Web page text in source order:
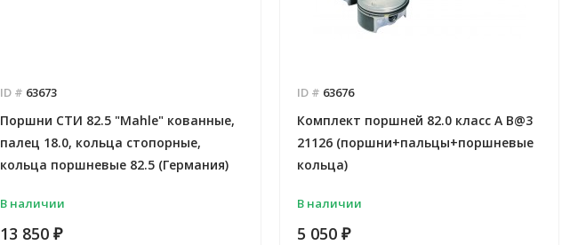
ID # 63673
Поршни СТИ 82.5 "Mahle" кованные,
палец 18.0, кольца стопорные,
кольца поршневые 82.5 (Германия)
В наличии
13 850 ₽
ID # 63676
Комплект поршней 82.0 класс А B@3
21126 (поршни+пальцы+поршневые
кольца)
В наличии
5 050₽